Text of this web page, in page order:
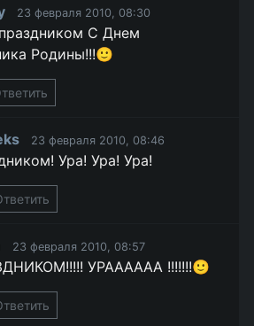
23 февраля 2010, 08:30
С Днем
Родины!!!🙂
23 февраля 2010, 08:46
Ура! Ура! Ура!
23 февраля 2010, 08:57
УРАААААА !!!!!!!🙂